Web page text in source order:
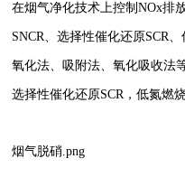
在烟气净化技术上控制NOx排
SNCR、选择性催化还原SCR
氧化法、吸附法、氧化吸收法
选择性催化还原SCR，低氮燃
烟气脱硝.png